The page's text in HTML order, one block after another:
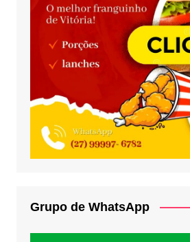
Grupo de WhatsApp